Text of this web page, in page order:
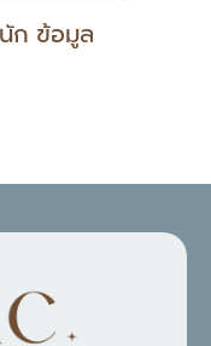
ก ข้อมูล